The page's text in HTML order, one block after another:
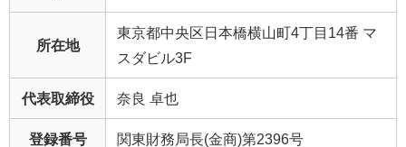
所在地
東京都中央区日本橋横山町4丁目14番 マ
スダビル3F
代表取締役 奈良 卓也
登録番号 関東財務局長(金商)第2396号